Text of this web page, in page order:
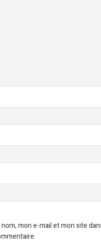
mon e-mail et mon site